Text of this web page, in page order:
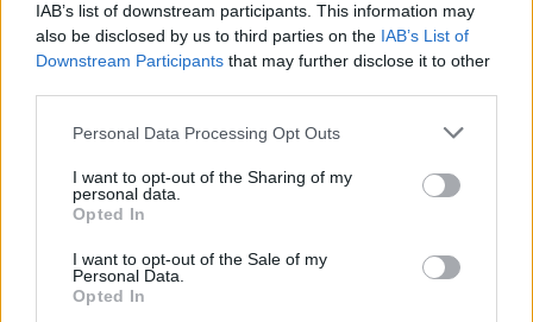
IAB’s list of downstream participants. This information may
also be disclosed by us to third parties on the IAB’s List of
Downstream Participants that may further disclose it to other
Personal Data Processing Opt Outs
I want to opt-out of the Sharing of my
personal data.
Opted In
I want to opt-out of the Sale of my
Personal Data.
Opted In